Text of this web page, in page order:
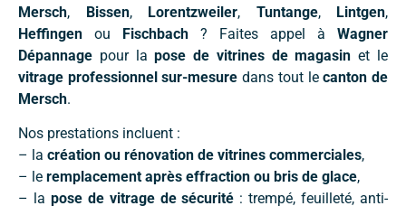
Mersch, Bissen, Lorentzweiler, Tuntange, Lintgen,
Heffingen ou Fischbach ? Faites appel à Wagner
Dépannage pour lapose de vitrines de magasin et le
vitrage professionnel sur-mesure dans tout lecanton de
Mersch.
Nos prestations incluent :
– la création ou rénovation de vitrines commerciales,
– le remplacement après effraction ou bris de glace,
– la pose de vitrage de sécurité : trempé, feuilleté, anti-